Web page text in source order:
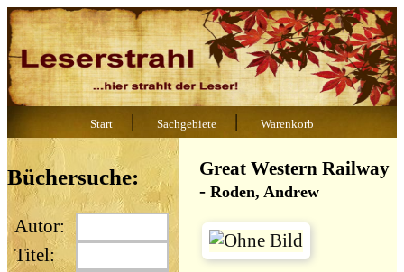
Start | Sachgebiete | Warenkorb
Büchersuche:
Autor:
Titel:
Great Western Railway
-Roden, Andrew